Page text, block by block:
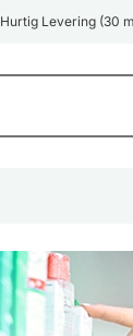
Hurtig Levering (30